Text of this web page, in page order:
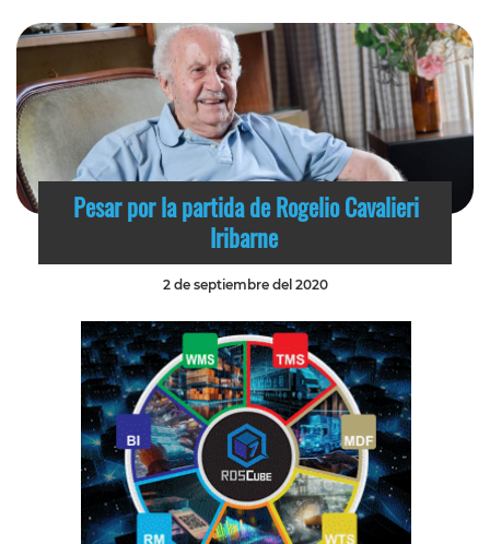
Pesar por la partida de Rogelio Cavalieri
Iribarne
2 de septiembre del 2020